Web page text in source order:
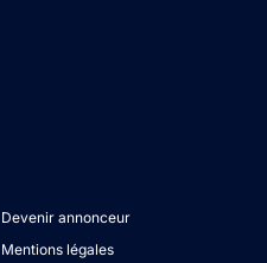
Devenir annonceur
Mentions légales